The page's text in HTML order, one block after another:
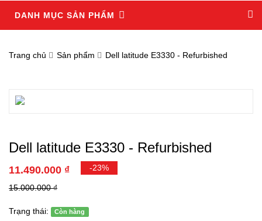
DANH MỤC SẢN PHẨM
Trang chủ Sản phẩm Dell latitude E3330 - Refurbished
Dell latitude E3330 - Refurbished
11.490.000 ₫ -23%
15.000.000 ₫
Trạng thái: Còn hàng